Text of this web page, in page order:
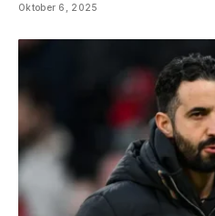
Oktober 6, 2025